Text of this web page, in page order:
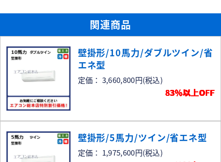
関連商品
壁掛形/10馬力/ダブルツイン/省
エネ型
定価： 3,660,800円(税込)
83％以上OFF
壁掛形/5馬力/ツイン/省エネ型
定価： 1,975,600円(税込)